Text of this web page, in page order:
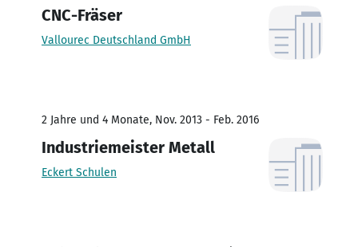
CNC-Fräser
Vallourec Deutschland GmbH
2 Jahre und 4 Monate, Nov. 2013 - Feb. 2016
Industriemeister Metall
Eckert Schulen